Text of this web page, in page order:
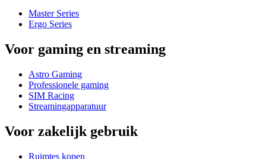
Master Series
Ergo Series
Voor gaming en streaming
Astro Gaming
Professionele gaming
SIM Racing
Streamingapparatuur
Voor zakelijk gebruik
Ruimtes kopen